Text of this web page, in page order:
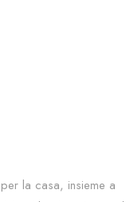
la casa, insieme a